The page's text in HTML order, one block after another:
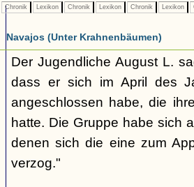
Chronik Lexikon Chronik Lexikon Chronik Lexikon
Navajos (Unter Krahnenbäumen)
Der Jugendliche August L.
dass er sich im April des
angeschlossen habe, die
hatte. Die Gruppe habe sich
denen sich die eine zum
verzog."